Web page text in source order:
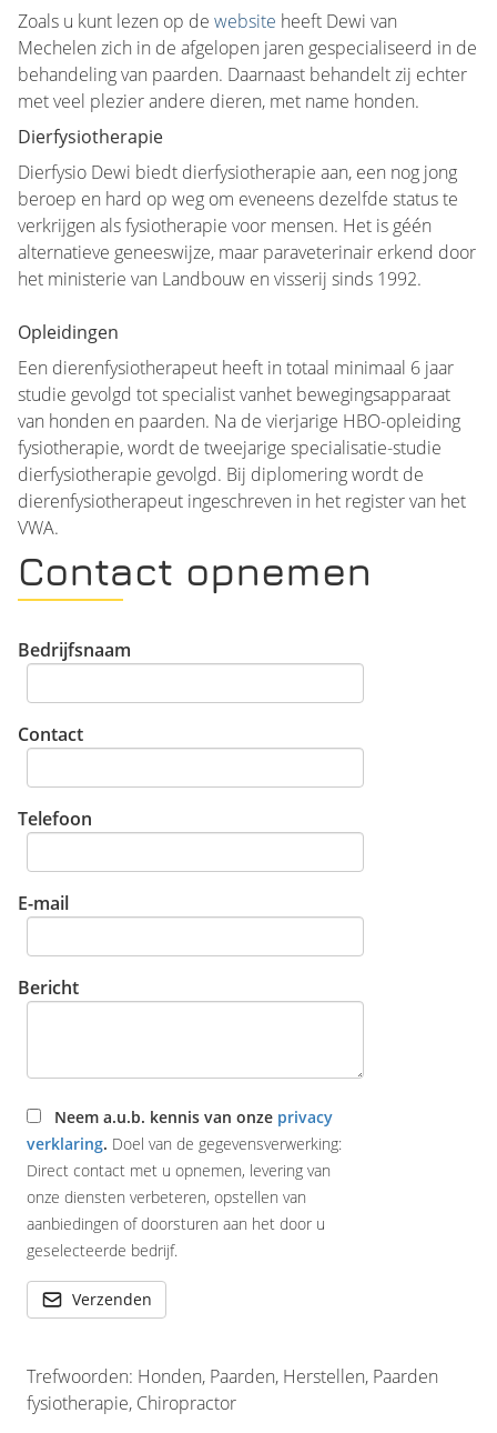
Zoals u kunt lezen op de website heeft Dewi van
Mechelen zich in de afgelopen jaren gespecialiseerd in de
behandeling van paarden. Daarnaast behandelt zij echter
met veel plezier andere dieren, met name honden.
Dierfysiotherapie
Dierfysio Dewi biedt dierfysiotherapie aan, een nog jong
beroep en hard op weg om eveneens dezelfde status te
verkrijgen als fysiotherapie voor mensen. Het is géén
alternatieve geneeswijze, maar paraveterinair erkend door
het ministerie van Landbouw en visserij sinds 1992.
Opleidingen
Een dierenfysiotherapeut heeft in totaal minimaal 6 jaar
studie gevolgd tot specialist vanhet bewegingsapparaat
van honden en paarden. Na de vierjarige HBO-opleiding
fysiotherapie, wordt de tweejarige specialisatie-studie
dierfysiotherapie gevolgd. Bij diplomering wordt de
dierenfysiotherapeut ingeschreven in het register van het
VWA.
Contact opnemen
Bedrijfsnaam
Contact
Telefoon
E-mail
Bericht
Neem a.u.b. kennis van onze privacy
verklaring. Doel van de gegevensverwerking:
Direct contact met u opnemen, levering van
onze diensten verbeteren, opstellen van
aanbiedingen of doorsturen aan het door u
geselecteerde bedrijf.
Verzenden
Trefwoorden: Honden, Paarden, Herstellen, Paarden
fysiotherapie, Chiropractor